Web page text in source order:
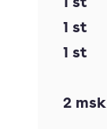
1 st
1 st
1 st
2 msk